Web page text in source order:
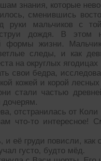
знания, которые
сменившись
руки мальчиков с
дождя. В этом
формы жизни.
следы, и как
на округлых
свои бедра,
кожей и корой
стали частью
дочерям.
отстранилась от Коли
что-то интересное!
и её груди повисли, как
густо, будто мёд.